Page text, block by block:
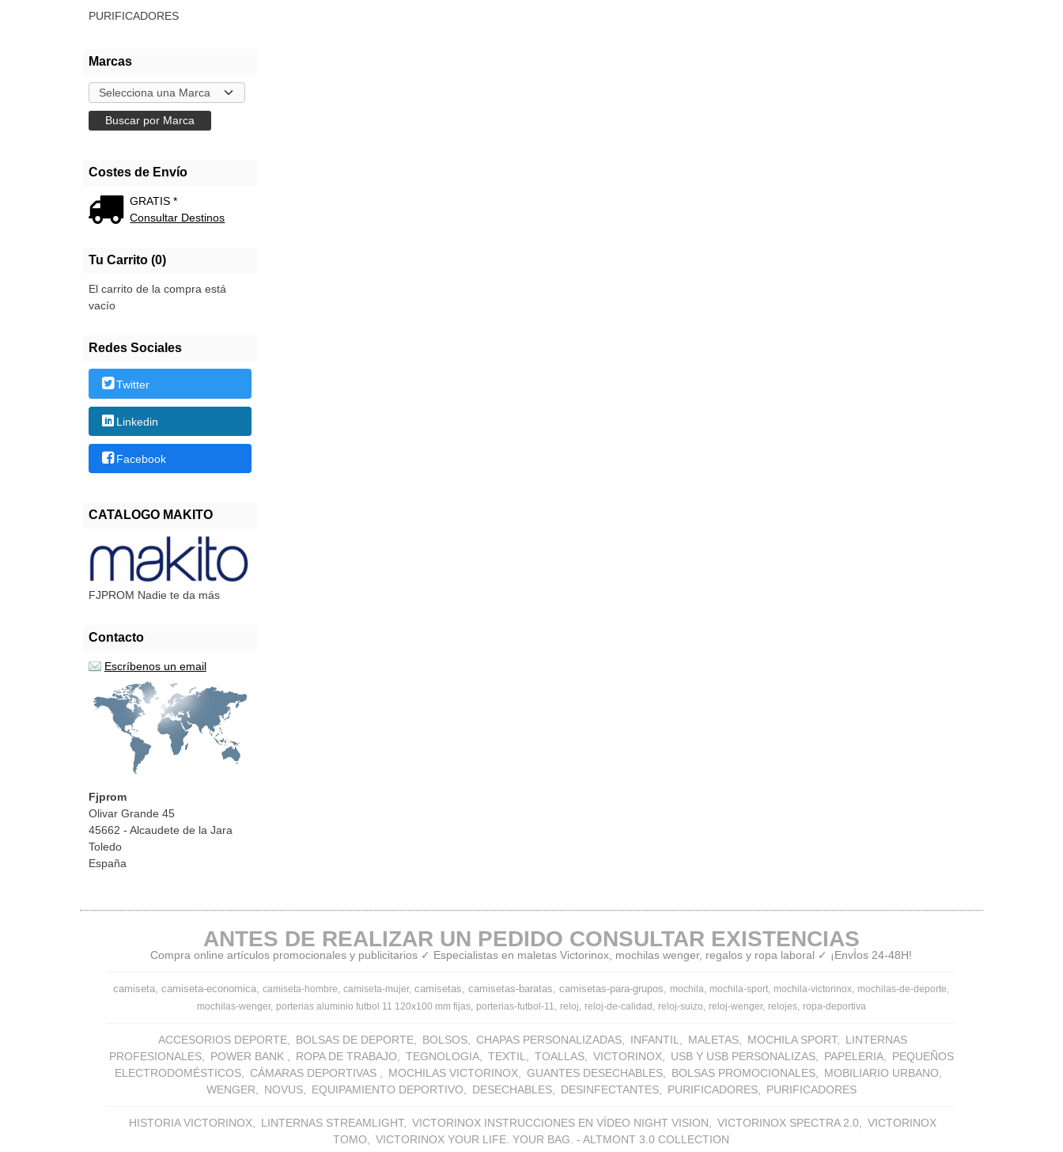
PURIFICADORES
Marcas
Costes de Envío
GRATIS *
Consultar Destinos
Tu Carrito (0)
El carrito de la compra está
vacío
Redes Sociales
Twitter
Linkedin
Facebook
CATALOGO MAKITO
FJPROM Nadie te da más
Contacto
Escríbenos un email
Fjprom
Olivar Grande 45
45662 - Alcaudete de la Jara
Toledo
España
ANTES DE REALIZAR UN PEDIDO CONSULTAR EXISTENCIAS
Compra online artículos promocionales y publicitarios ✓ Especialistas en maletas Victorinox, mochilas wenger, regalos y ropa laboral ✓ ¡EnvÍos 24-48H!
camiseta camiseta-economica camiseta-hombre camiseta-mujer camisetas camisetas-baratas camisetas-para-grupos mochila mochila-sport mochila-victorinox mochilas-de-deporte
mochilas-wenger porterias aluminio futbol 11 120x100 mm fijas porterias-futbol-11 reloj reloj-de-calidad reloj-suizo reloj-wenger relojes ropa-deportiva
ACCESORIOS DEPORTE BOLSAS DE DEPORTE BOLSOS CHAPAS PERSONALIZADAS INFANTIL MALETAS MOCHILA SPORT
LINTERNAS
PROFESIONALES
POWER BANK ROPA DE TRABAJO TEGNOLOGIA TEXTIL TOALLAS VICTORINOX USB Y USB PERSONALIZAS PAPELERIA
PEQUEÑOS
ELECTRODOMÉSTICOS
CÁMARAS DEPORTIVAS MOCHILAS VICTORINOX GUANTES DESECHABLES BOLSAS PROMOCIONALES
MOBILIARIO URBANO
WENGER
NOVUS EQUIPAMIENTO DEPORTIVO DESECHABLES DESINFECTANTES PURIFICADORES PURIFICADORES
HISTORIA VICTORINOX LINTERNAS STREAMLIGHT VICTORINOX INSTRUCCIONES EN VÍDEO NIGHT VISION VICTORINOX SPECTRA 2.0
VICTORINOX
TOMO
VICTORINOX YOUR LIFE. YOUR BAG. - ALTMONT 3.0 COLLECTION